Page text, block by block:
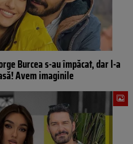
Burcea s-au împăcat, dar l-a
Avem imaginile